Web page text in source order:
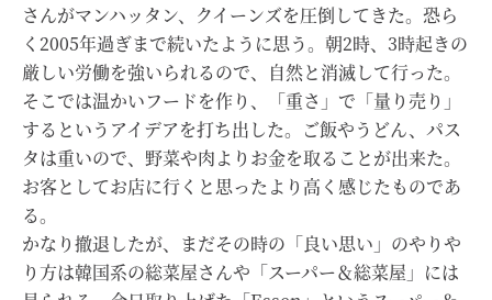
さんがマンハッタン、クイーンズを圧倒してきた。恐ら
く2005年過ぎまで続いたように思う。朝2時、3時起きの
厳しい労働を強いられるので、自然と消滅して行った。
そこでは温かいフードを作り、「重さ」で「量り売り」
するというアイデアを打ち出した。ご飯やうどん、パス
タは重いので、野菜や肉よりお金を取ることが出来た。
お客としてお店に行くと思ったより高く感じたものであ
る。
かなり撤退したが、まだその時の「良い思い」のやりや
り方は韓国系の総菜屋さんや「スーパー＆総菜屋」には